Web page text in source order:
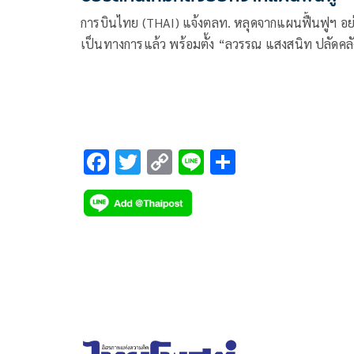
การบินไทย (THAI) แจ้งตลท. หลุดจากแผนฟื้นฟูฯ อ
เป็นทางการแล้ว พร้อมตั้ง “ลวรรณ แสงสนิท ปลัดค
F
ac
e
T
wi
tt
C
o
p
Li